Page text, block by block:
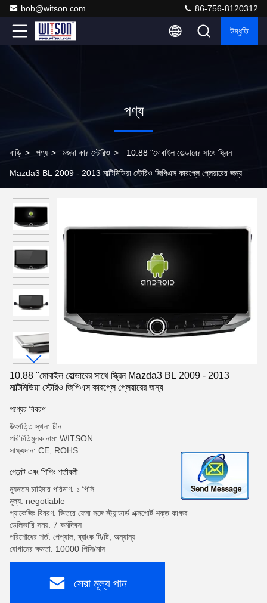
bob@witson.com 86-756-8120312
উদ্ধৃতি
পণ্য
বাড়ি > পণ্য > মজদা কার স্টেরিও > 10.88 "মোবাইল হোল্ডারের সাথে স্ক্রিন
Mazda3 BL 2009 - 2013 মাল্টিমিডিয়া স্টেরিও জিপিএস কারপ্লে প্লেয়ারের জন্য
10.88 "মোবাইল হোল্ডারের সাথে স্ক্রিন Mazda3 BL 2009 - 2013
মাল্টিমিডিয়া স্টেরিও জিপিএস কারপ্লে প্লেয়ারের জন্য
পণ্যের বিবরণ
উৎপত্তি স্থল: চীন
পরিচিতিমুলক নাম: WITSON
সাক্ষ্যদান: CE, ROHS
পেমেন্ট এবং শিপিং শর্তাবলী
ন্যূনতম চাহিদার পরিমাণ: ১ পিসি
মূল্য: negotiable
প্যাকেজিং বিবরণ: ভিতরে ফেনা সঙ্গে স্ট্যান্ডার্ড এক্সপোর্ট শক্ত কাগজ
ডেলিভারি সময়: 7 কর্মদিবস
পরিশোধের শর্ত: পেপ্যাল, ব্যাংক টি/টি, অন্যান্য
যোগানের ক্ষমতা: 10000 পিসি/মাস
সেরা মূল্য পান